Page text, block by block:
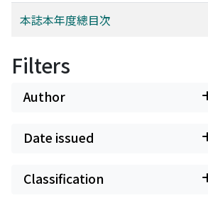
本誌本年度總目次
Filters
Author
Date issued
Classification